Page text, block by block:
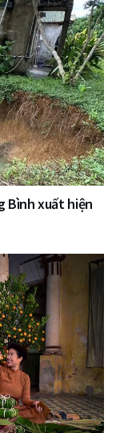
Bình xuất hiện